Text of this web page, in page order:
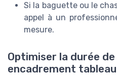
Si la baguette ou le
appel à un
mesure.
Optimiser la durée
encadrement tableau